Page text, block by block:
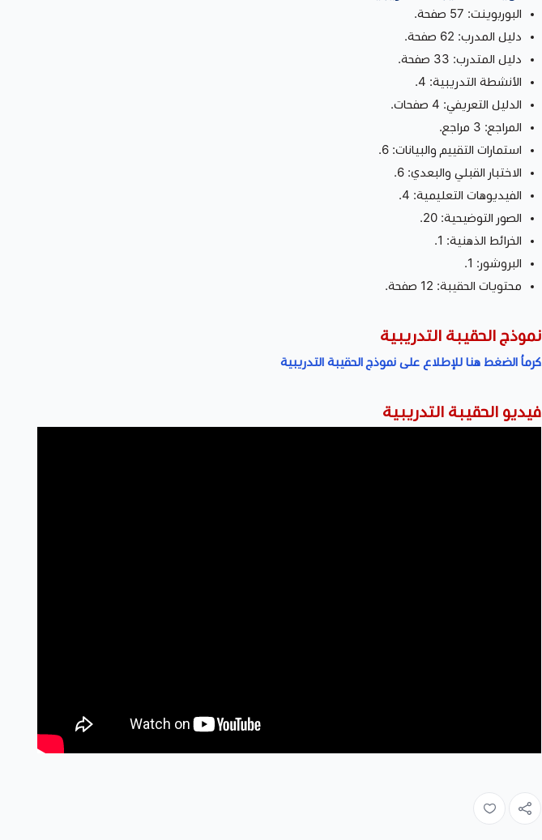
البوربوينت: 57 صفحة.
دليل المدرب: 62 صفحة.
دليل المتدرب: 33 صفحة.
الأنشطة التدريبية: 4.
الدليل التعريفي: 4 صفحات.
المراجع: 3 مراجع.
استمارات التقييم والبيانات: 6.
الاختبار القبلي والبعدي: 6.
الفيديوهات التعليمية: 4.
الصور التوضيحية: 20.
الخرائط الذهنية: 1.
البروشور: 1.
محتويات الحقيبة: 12 صفحة.
نموذج الحقيبة التدريبية
كرماُ الضغط هنا للإطلاع على نموذج الحقيبة التدريبية
فيديو الحقيبة التدريبية